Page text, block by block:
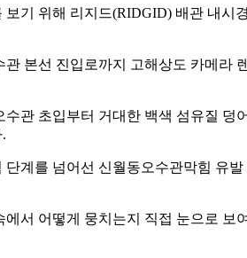
보기 위해 리지드(RIDGID) 배관 내시
본선 진입로까지 고해상도 카메라
관 초입부터 거대한 백색 섬유질 덩
계를 넘어선 신월동오수관막힘 유발
서 어떻게 뭉치는지 직접 눈으로 보